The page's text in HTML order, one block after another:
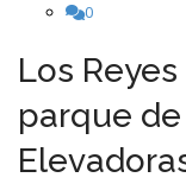
0
Los
parque